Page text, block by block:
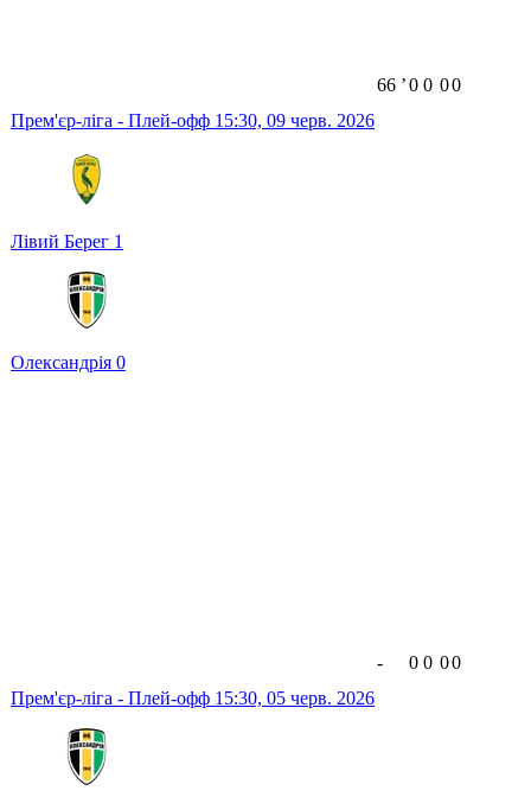
Прем'єр-ліга - Плей-офф 15:30, 09 черв. 2026
Лівий Берег 1
Олександрія 0
66 ʼ0 0 00
Прем'єр-ліга - Плей-офф 15:30, 05 черв. 2026
- 0 0 00